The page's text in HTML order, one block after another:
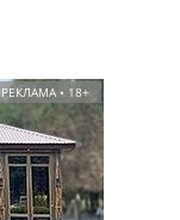
РЕКЛАМА • 18+